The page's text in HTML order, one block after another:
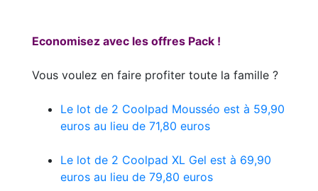
Economisez avec les offres Pack !
Vous voulez en faire profiter toute la famille ?
Le lot de 2 Coolpad Mousséo est à 59,90
euros au lieu de 71,80 euros
Le lot de 2 Coolpad XL Gel est à 69,90
euros au lieu de 79,80 euros